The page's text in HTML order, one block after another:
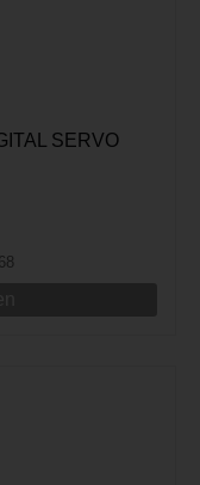
SERVO